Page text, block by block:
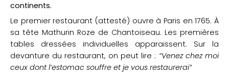
continents.
Le premier restaurant (attesté) ouvre à Paris en 1765. À
sa tête Mathurin Roze de Chantoiseau. Les premières
tables dressées individuelles apparaissent. Sur la
devanture du restaurant, on peut lire : “Venez chez moi
ceux dont l’estomac souffre et je vous restaurerai”